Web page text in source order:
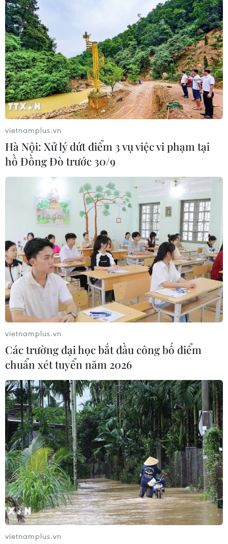
vietnamplus.vn
Hà Nội: Xử lý dứt điểm 3 vụ việc vi phạm tại
hồ Đồng Đò trước 30/9
vietnamplus.vn
Các trường đại học bắt đầu công bố điểm
chuẩn xét tuyển năm 2026
vietnamplus.vn